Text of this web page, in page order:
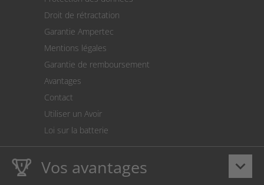
Le calculateur des frais de port
Paramètres des cookies
Droit de rétractation
Garantie Ampertec
Mentions légales
Garantie de remboursement
Avantages
Contact
Utiliser un Avoir
Loi sur la batterie
keyboard_arrow_down
Vos avantages